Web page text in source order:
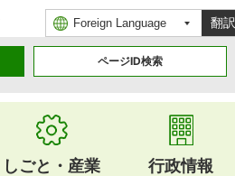
翻訳
ページID検索
しごと・産業 行政情報